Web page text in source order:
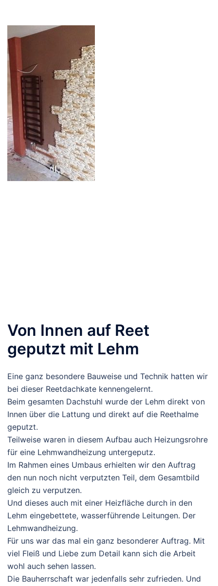
Von Innen auf Reet
geputzt mit Lehm
Eine ganz besondere Bauweise und Technik hatten wir
bei dieser Reetdachkate kennengelernt.
Beim gesamten Dachstuhl wurde der Lehm direkt von
Innen über die Lattung und direkt auf die Reethalme
geputzt.
Teilweise waren in diesem Aufbau auch Heizungsrohre
für eine Lehmwandheizung untergeputz.
Im Rahmen eines Umbaus erhielten wir den Auftrag
den nun noch nicht verputzten Teil, dem Gesamtbild
gleich zu verputzen.
Und dieses auch mit einer Heizfläche durch in den
Lehm eingebettete, wasserführende Leitungen. Der
Lehmwandheizung.
Für uns war das mal ein ganz besonderer Auftrag. Mit
viel Fleiß und Liebe zum Detail kann sich die Arbeit
wohl auch sehen lassen.
Die Bauherrschaft war jedenfalls sehr zufrieden. Und